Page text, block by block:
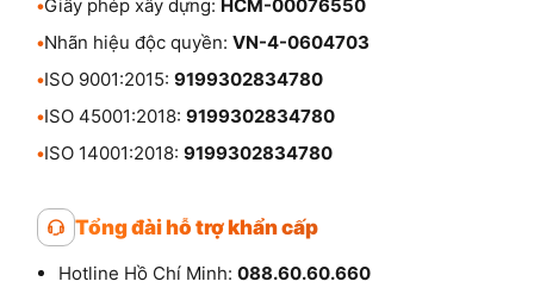
•Giấy phép xây dựng: HCM-00076550
•Nhãn hiệu độc quyền: VN-4-0604703
•ISO 9001:2015: 9199302834780
•ISO 45001:2018: 9199302834780
•ISO 14001:2018: 9199302834780
Tổng đài hỗ trợ khẩn cấp
Hotline Hồ Chí Minh: 088.60.60.660